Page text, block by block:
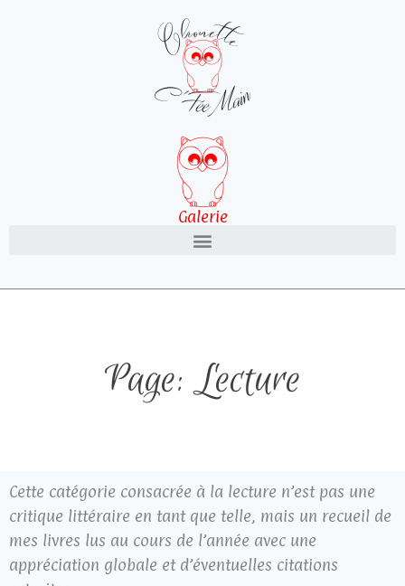
Galerie
Page: Lecture
Cette catégorie consacrée à la lecture n’est pas une
critique littéraire en tant que telle, mais un recueil de
mes livres lus au cours de l’année avec une
appréciation globale et d’éventuelles citations